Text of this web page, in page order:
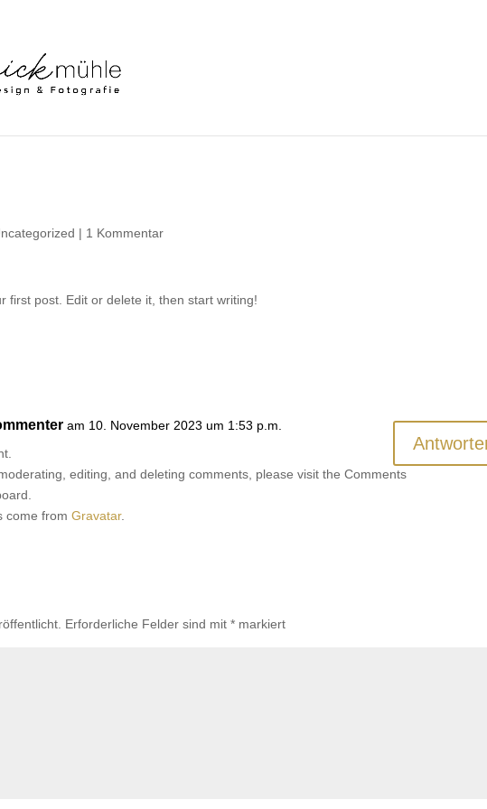
| 1 Kommentar
first post. Edit or delete it, then start writing!
am 10. November 2023 um 1:53 p.m.
editing, and deleting comments, please visit the Comments
come fromGravatar.
Erforderliche Felder sind mit* markiert